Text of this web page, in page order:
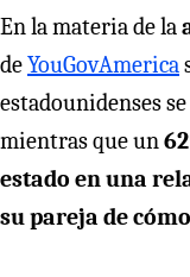
En la materia de la
deYouGovAmerica
estadounidenses
mientras que un
estado en una
su pareja de